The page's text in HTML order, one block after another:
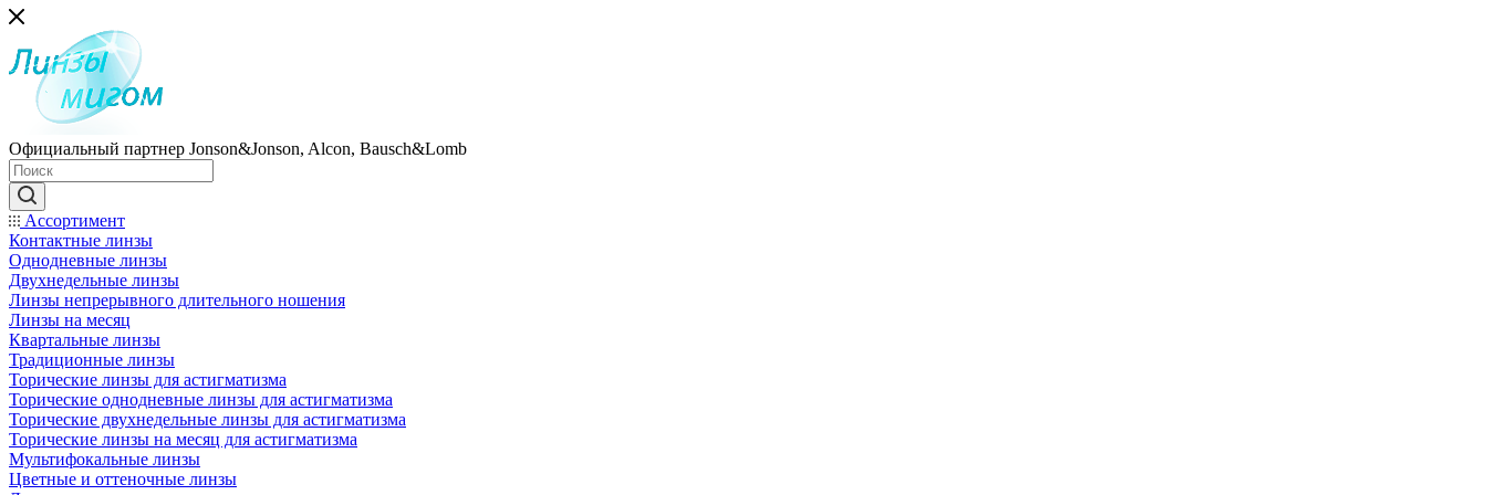
Официальный партнер Jonson&Jonson, Alcon, Bausch&Lomb
Ассортимент
Контактные линзы
Однодневные линзы
Двухнедельные линзы
Линзы непрерывного длительного ношения
Линзы на месяц
Квартальные линзы
Традиционные линзы
Торические линзы для астигматизма
Торические однодневные линзы для астигматизма
Торические двухнедельные линзы для астигматизма
Торические линзы на месяц для астигматизма
Мультифокальные линзы
Цветные и оттеночные линзы